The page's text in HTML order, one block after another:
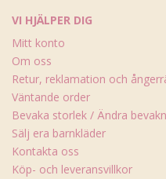
VI HJÄLPER DIG
Mitt konto
Om oss
Retur, reklamation och
Väntande order
Bevaka storlek / Ändra
Sälj era barnkläder
Kontakta oss
Köp- och leveransvillkor